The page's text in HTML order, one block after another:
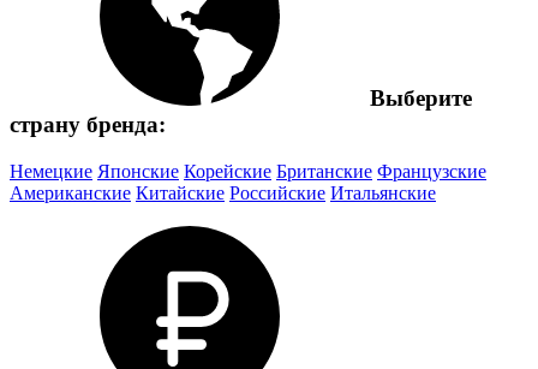
Выберите
страну бренда:
Немецкие Японские Корейские Британские Французские
Американские Китайские Российские Итальянские